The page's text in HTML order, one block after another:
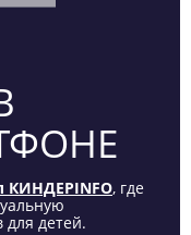
КИНДЕРINFO, где
детей.